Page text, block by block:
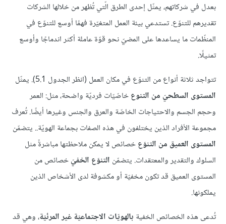
بعدل في شركاتهم، يمثّل إحدى الطرق الّتي تُظهر من خلالها الشركات
تقديرهم للتنوّع. تستدعي بيئة العمل المتغيّرة فهمًا أوسع للتنوّع في
المنظّمات ما يساعدها على المضيّ نحو قوّة عاملة أكثر اندماجًا وأوسع
تمثيلًا.
تتواجد ثلاثة أنواع من التنوّع في مكان العمل (انظر الجدول 5.1). يمثّل
المستوى السطحيّ من التنوعخاصّيّات فرديّة واضحة، مثل: العمر
وحجم الجسم والاحتياجات الخاصّة والعرق والجنس وغيرها أيضًا. تُعرف
مجموعة الأفراد الذين يختلفون في هذه الصفات بجماعة الهويّة.. يتضمّن
المستوى العميق من التنوّعخصائص لا يمكن ملاحظتها مباشرةً مثل
السلوك والتقدير والمعتقدات. يتضمّن التنوّع الخفيّخصائص من
المستوى العميق قد تكون مخفيّة أو مكشوفة لدى الأشخاص الذين
يملكونها.
تُدعى هذه الخصائص الخفية بالهويّات الاجتماعيّة غير المرئيّة، وهي قد